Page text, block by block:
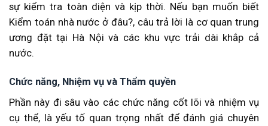
sự kiểm tra toàn diện và kịp thời. Nếu bạn muốn biết
Kiểm toán nhà nước ở đâu?, câu trả lời là cơ quan trung
ương đặt tại Hà Nội và các khu vực trải dài khắp cả
nước.
Chức năng, Nhiệm vụ và Thẩm quyền
Phần này đi sâu vào các chức năng cốt lõi và nhiệm vụ
cụ thể, là yếu tố quan trọng nhất để đánh giá chuyên